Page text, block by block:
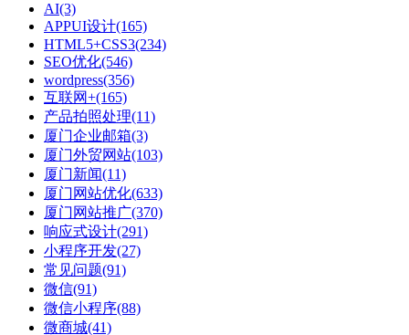
AI(3)
APPUI设计(165)
HTML5+CSS3(234)
SEO优化(546)
wordpress(356)
互联网+(165)
产品拍照处理(11)
厦门企业邮箱(3)
厦门外贸网站(103)
厦门新闻(11)
厦门网站优化(633)
厦门网站推广(370)
响应式设计(291)
小程序开发(27)
常见问题(91)
微信(91)
微信小程序(88)
微商城(41)